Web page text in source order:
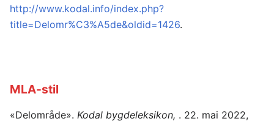
http://www.kodal.info/index.php?
title=Delomr%C3%A5de&oldid=1426.
MLA-stil
«Delområde». Kodal bygdeleksikon, . 22. mai 2022,